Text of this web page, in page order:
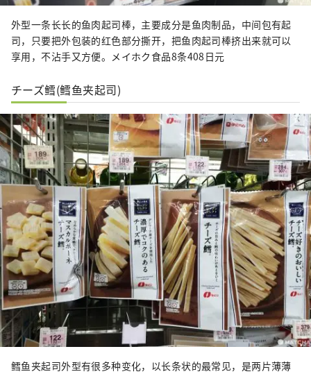
外型一条长长的鱼肉起司棒，主要成分是鱼肉制品，中间包有起
司，只要把外包装的红色部分撕开，把鱼肉起司棒挤出来就可以
享用，不沾手又方便。メイホク食品8条408日元
チーズ鳕(鳕鱼夹起司)
鳕鱼夹起司外型有很多种变化，以长条状的最常见，是两片薄薄